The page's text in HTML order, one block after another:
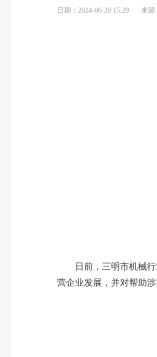
日期：2024-06-20 15:29 来源
日前，三明市机械行
营企业发展，并对帮助